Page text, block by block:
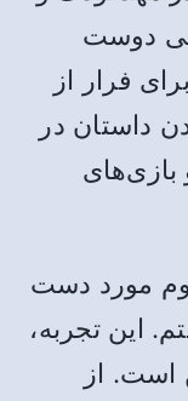
دوست
فرار از
داستان در
بازی‌های
مورد دست
این تجربه،
است. از